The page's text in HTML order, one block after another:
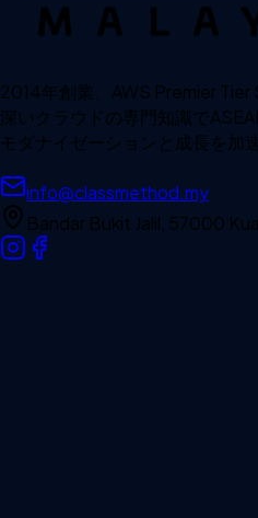
2014年創業、AWS Premier
深いクラウドの専門知識で
モダナイゼーションと成長を加
info@classmethod.my
Bandar Bukit Jalil, 57000